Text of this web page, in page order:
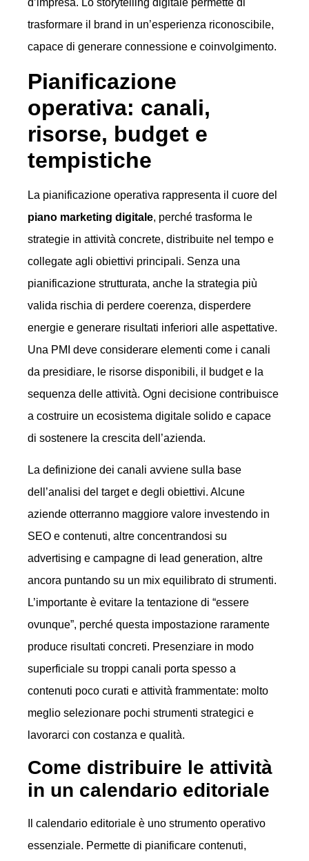
d’impresa. Lo storytelling digitale permette di
trasformare il brand in un’esperienza riconoscibile,
capace di generare connessione e coinvolgimento.
Pianificazione
operativa: canali,
risorse, budget e
tempistiche
La pianificazione operativa rappresenta il cuore del
piano marketing digitale, perché trasforma le
strategie in attività concrete, distribuite nel tempo e
collegate agli obiettivi principali. Senza una
pianificazione strutturata, anche la strategia più
valida rischia di perdere coerenza, disperdere
energie e generare risultati inferiori alle aspettative.
Una PMI deve considerare elementi come i canali
da presidiare, le risorse disponibili, il budget e la
sequenza delle attività. Ogni decisione contribuisce
a costruire un ecosistema digitale solido e capace
di sostenere la crescita dell’azienda.
La definizione dei canali avviene sulla base
dell’analisi del target e degli obiettivi. Alcune
aziende otterranno maggiore valore investendo in
SEO e contenuti, altre concentrandosi su
advertising e campagne di lead generation, altre
ancora puntando su un mix equilibrato di strumenti.
L’importante è evitare la tentazione di “essere
ovunque”, perché questa impostazione raramente
produce risultati concreti. Presenziare in modo
superficiale su troppi canali porta spesso a
contenuti poco curati e attività frammentate: molto
meglio selezionare pochi strumenti strategici e
lavorarci con costanza e qualità.
Come distribuire le attività
in un calendario editoriale
Il calendario editoriale è uno strumento operativo
essenziale. Permette di pianificare contenuti,